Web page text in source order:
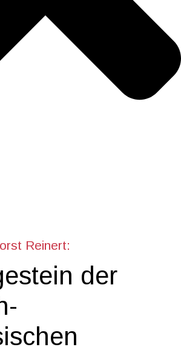
Reinert:
der